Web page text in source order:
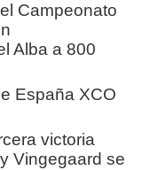
Campeonato
Alba a 800
España XCO
victoria
Vingegaard se